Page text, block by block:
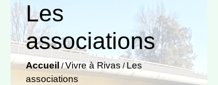
Les
associations
Accueil/Vivre à Rivas/ Les
associations